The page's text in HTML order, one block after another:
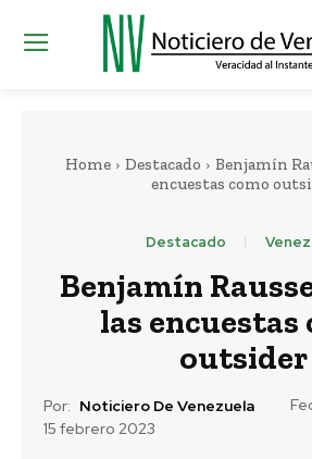
Home Destacado
Benjamín
encuestas como
Destacado
Benjamín
las encuestas
outsider
Por: Noticiero De Venezuela
15 febrero 2023